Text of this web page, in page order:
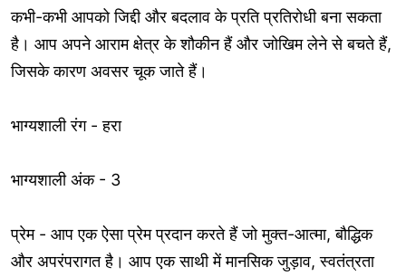
कभी-कभी आपको जिद्दी और बदलाव के प्रति प्रतिरोधी बना सकता
है। आप अपने आराम क्षेत्र के शौकीन हैं और जोखिम लेने से बचते हैं,
जिसके कारण अवसर चूक जाते हैं।
भाग्यशाली रंग - हरा
भाग्यशाली अंक - 3
प्रेम - आप एक ऐसा प्रेम प्रदान करते हैं जो मुक्त-आत्मा, बौद्धिक
और अपरंपरागत है। आप एक साथी में मानसिक जुड़ाव, स्वतंत्रता